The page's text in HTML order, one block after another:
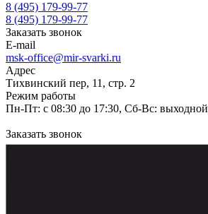
8 (495) 179-99-77
8 (495) 179-99-77
Заказать звонок
E-mail
msk-office@mir-svarki.ru
Адрес
Тихвинский пер, 11, стр. 2
Режим работы
Пн-Пт: с 08:30 до 17:30, Сб-Вс: выходной
Заказать звонок